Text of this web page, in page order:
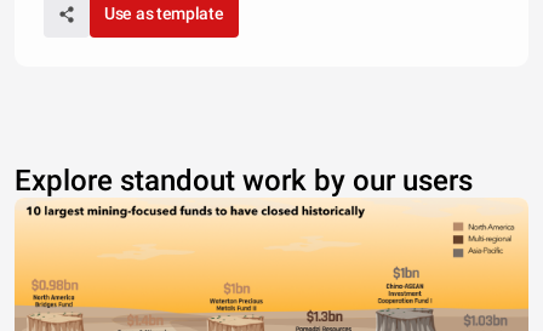
Use as template
Explore standout work by our users